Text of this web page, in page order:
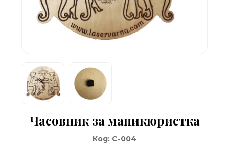
Часовник за маникюристка
Код: C-004